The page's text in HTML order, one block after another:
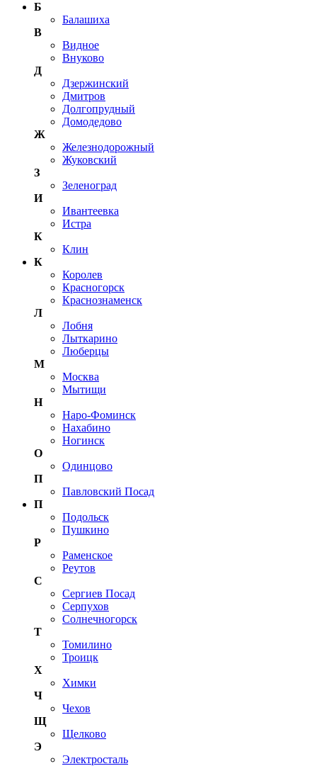
Б
Балашиха
В
Видное
Внуково
Д
Дзержинский
Дмитров
Долгопрудный
Домодедово
Ж
Железнодорожный
Жуковский
З
Зеленоград
И
Ивантеевка
Истра
К
Клин
К
Королев
Красногорск
Краснознаменск
Л
Лобня
Лыткарино
Люберцы
М
Москва
Мытищи
Н
Наро-Фоминск
Нахабино
Ногинск
О
Одинцово
П
Павловский Посад
П
Подольск
Пушкино
Р
Раменское
Реутов
С
Сергиев Посад
Серпухов
Солнечногорск
Т
Томилино
Троицк
Х
Химки
Ч
Чехов
Щ
Щелково
Э
Электросталь